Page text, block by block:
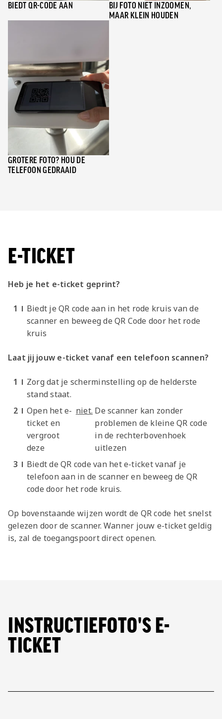
BIEDT QR-CODE AAN
BIJ FOTO NIET INZOOMEN,
MAAR KLEIN HOUDEN
GROTERE FOTO? HOU DE
TELEFOON GEDRAAID
E-TICKET
Heb je het e-ticket geprint?
Biedt je QR code aan in het rode kruis van de
scanner en beweeg de QR Code door het rode
kruis
Laat jij jouw e-ticket vanaf een telefoon scannen?
Zorg dat je scherminstelling op de helderste
stand staat.
Open het e-
ticket en
vergroot
deze
niet. De scanner kan zonder
problemen de kleine QR code
in de rechterbovenhoek
uitlezen
Biedt de QR code van het e-ticket vanaf je
telefoon aan in de scanner en beweeg de QR
code door het rode kruis.
Op bovenstaande wijzen wordt de QR code het snelst
gelezen door de scanner. Wanner jouw e-ticket geldig
is, zal de toegangspoort direct openen.
INSTRUCTIEFOTO'S E-
TICKET